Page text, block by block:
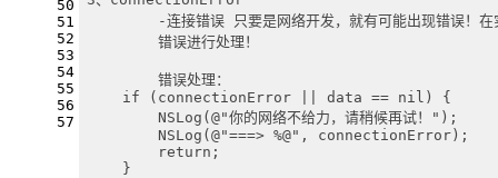
50
51
52
53
54
55
56
57
-连接错误 只要是网络开发，就有可能出现错误！
	错误进行处理！
	错误处理：
    if (connectionError || data == nil) {
        NSLog(@"你的网络不给力，请稍候再试！");
        NSLog(@"===> %@", connectionError);
        return;
    }